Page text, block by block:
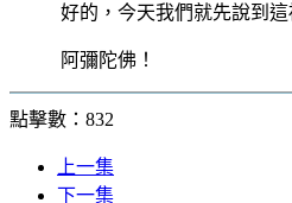
好的，今天我們就先說到這
阿彌陀佛！
點擊數：832
上一集
下一集